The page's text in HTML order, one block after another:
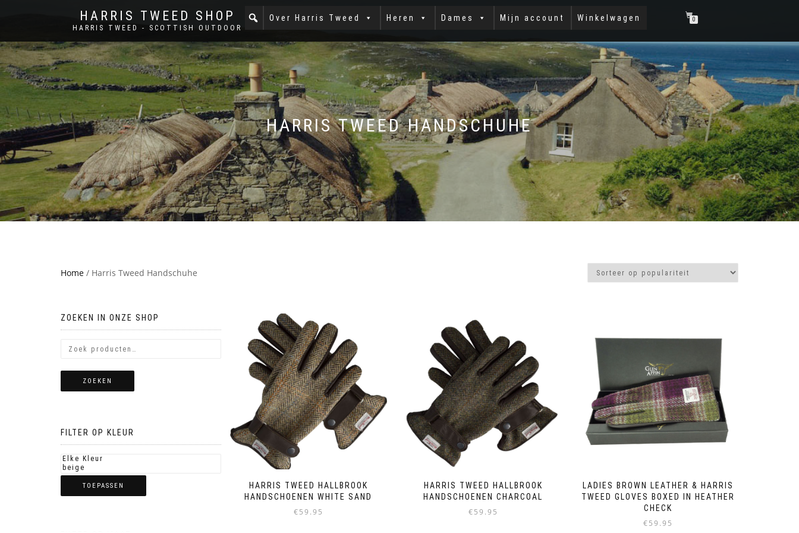
HARRIS TWEED SHOP
HARRIS TWEED - SCOTTISH OUTDOOR
Over Harris Tweed Heren Dames Mijn account Winkelwagen 0
HARRIS TWEED HANDSCHUHE
Home / Harris Tweed Handschuhe
HARRIS TWEED HALLBROOK
HANDSCHOENEN WHITE SAND
€59.95
HARRIS TWEED HALLBROOK
HANDSCHOENEN CHARCOAL
€59.95
LADIES BROWN LEATHER & HARRIS
TWEED GLOVES BOXED IN HEATHER
CHECK
€59.95
ZOEKEN IN ONZE SHOP
ZOEKEN
FILTER OP KLEUR
TOEPASSEN